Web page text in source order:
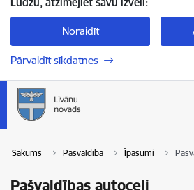
Noraidīt
Pārvaldīt sīkdatnes
Sākums Pašvaldība Īpašumi
Pašvaldības autoceļi